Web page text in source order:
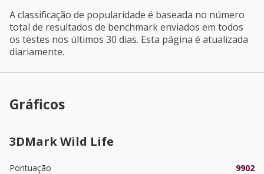
A classificação de popularidade é baseada no número
total de resultados de benchmark enviados em todos
os testes nos últimos 30 dias. Esta página é atualizada
diariamente.
Gráficos
3DMark Wild Life
Pontuação
9902